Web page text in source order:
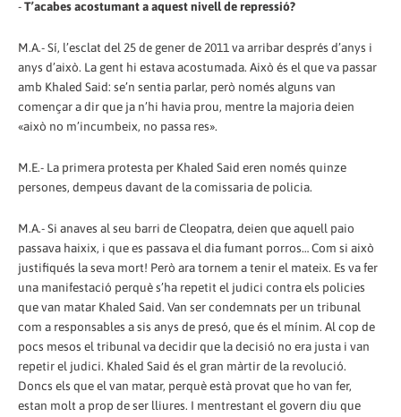
-T’acabes acostumant a aquest nivell de repressió?
M.A.- Sí, l’esclat del 25 de gener de 2011 va arribar després d’anys i
anys d’això. La gent hi estava acostumada. Això és el que va passar
amb Khaled Said: se’n sentia parlar, però només alguns van
començar a dir que ja n’hi havia prou, mentre la majoria deien
«això no m’incumbeix, no passa res».
M.E.- La primera protesta per Khaled Said eren només quinze
persones, dempeus davant de la comissaria de policia.
M.A.- Si anaves al seu barri de Cleopatra, deien que aquell paio
passava haixix, i que es passava el dia fumant porros… Com si això
justifiqués la seva mort! Però ara tornem a tenir el mateix. Es va fer
una manifestació perquè s’ha repetit el judici contra els policies
que van matar Khaled Said. Van ser condemnats per un tribunal
com a responsables a sis anys de presó, que és el mínim. Al cop de
pocs mesos el tribunal va decidir que la decisió no era justa i van
repetir el judici. Khaled Said és el gran màrtir de la revolució.
Doncs els que el van matar, perquè està provat que ho van fer,
estan molt a prop de ser lliures. I mentrestant el govern diu que